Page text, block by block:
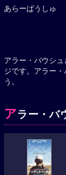
あらーばうしゅ
アラー・バウシ
ジです。アラー
う。
アラー・バ